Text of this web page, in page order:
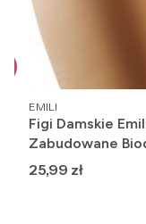
PRODUCENT
EMILI
Figi Damskie
Zabudowane
Cena
25,99 zł